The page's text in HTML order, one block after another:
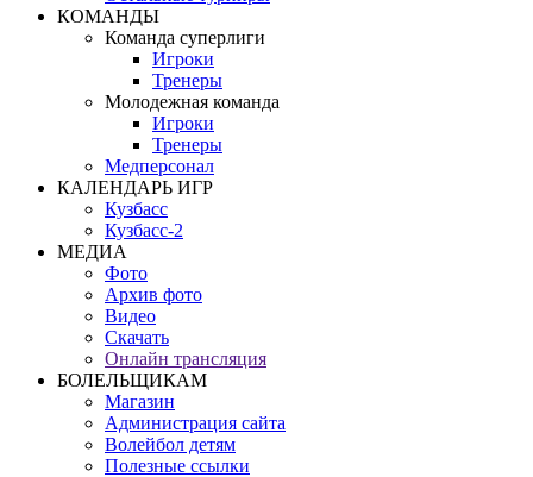
КОМАНДЫ
Команда суперлиги
Игроки
Тренеры
Молодежная команда
Игроки
Тренеры
Медперсонал
КАЛЕНДАРЬ ИГР
Кузбасс
Кузбасс-2
МЕДИА
Фото
Архив фото
Видео
Скачать
Онлайн трансляция
БОЛЕЛЬЩИКАМ
Магазин
Администрация сайта
Волейбол детям
Полезные ссылки